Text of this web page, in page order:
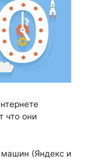
что они
(Яндекс и